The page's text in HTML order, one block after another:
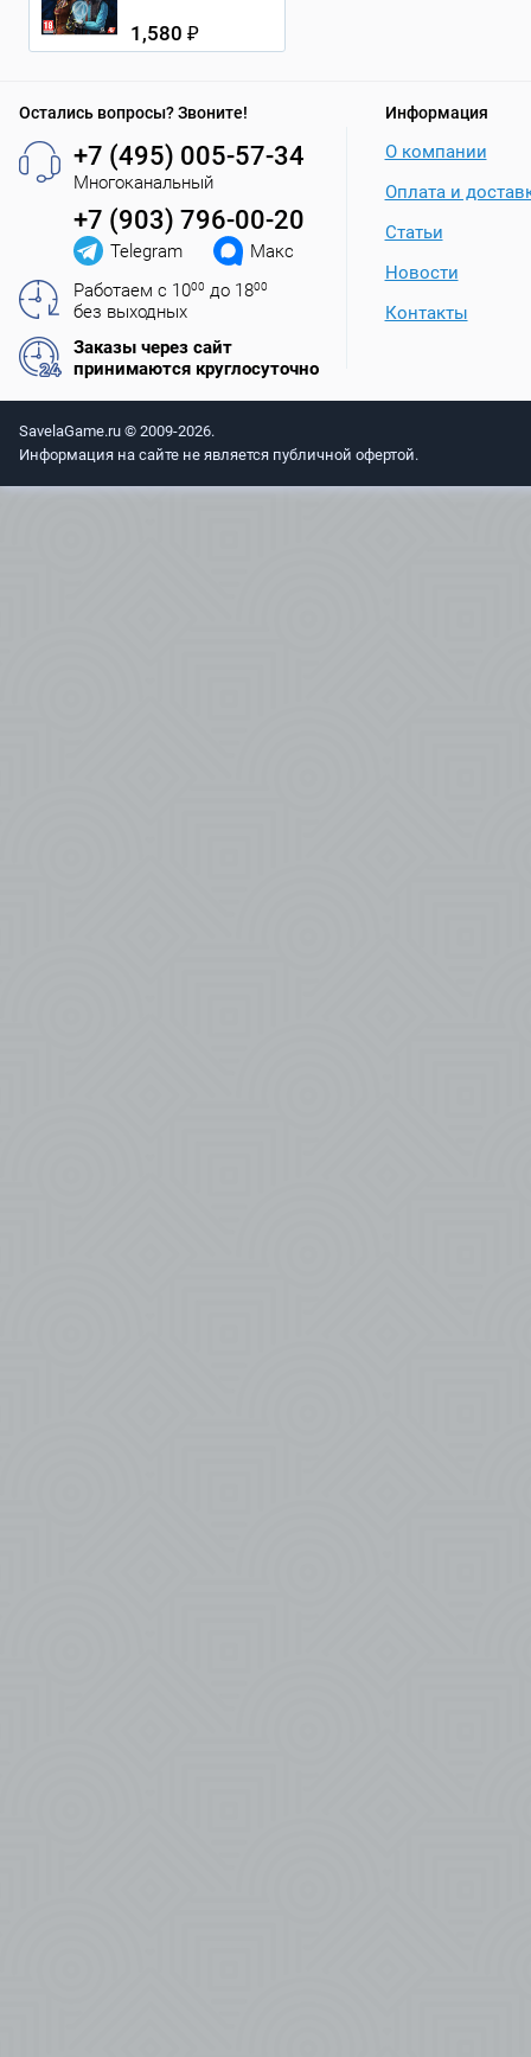
1,580 ₽
Остались вопросы? Звоните!
+7 (495) 005-57-34
Многоканальный
+7 (903) 796-00-20
Telegram
Макс
Работаем с 1000 до 1800
без выходных
Заказы через сайт
принимаются круглосуточно
Информация
О компании
Оплата и
Статьи
Новости
Контакты
SavelaGame.ru © 2009-2026.
Информация на сайте не является публичной офертой.